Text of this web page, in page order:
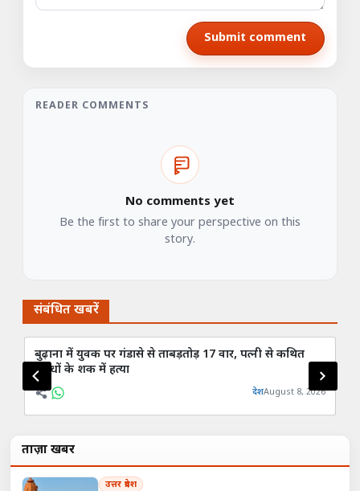
Submit comment
READER COMMENTS
No comments yet
Be the first to share your perspective on this
story.
संबंधित खबरें
बुढ़ाना में युवक पर गंडासे से ताबड़तोड़ 17 वार, पत्नी से कथित
संबंधों के शक में हत्या
देशAugust 8, 2026
ताज़ा खबरें
उत्तर प्रदेश